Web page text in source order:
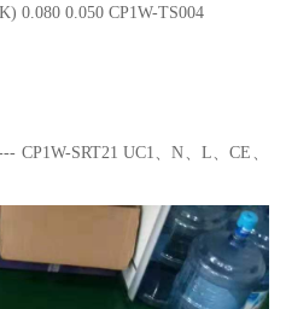
0.080 0.050 CP1W-TS004
CP1W-SRT21 UC1、N、L、CE、